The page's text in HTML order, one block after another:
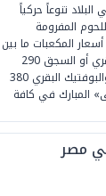
تنوعاً حركياً
المفرومة
اليوم الأحد 31-5-2026 لتسجل أسعار المكعبات ما بين
320 و 370 جنيهًا، و البرجر البقري 380و الكفتة البقري أو السجق 290
والمفروم البقري 300 جنيهًا والكبدة الكندوز 380 والبوفتيك البقري 380
المبارك في كافة